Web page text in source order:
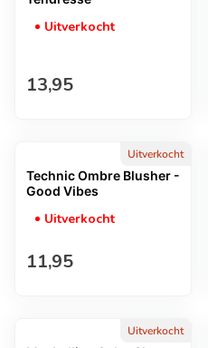
Uitverkocht
Normale prijs
13,95
Uitverkocht
Technic Ombre Blusher -
Good Vibes
Uitverkocht
Normale prijs
11,95
Uitverkocht